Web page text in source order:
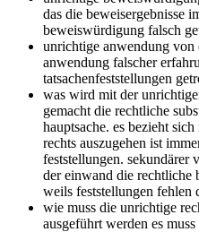
das die beweisergebnisse
beweiswürdigung falsch
unrichtige anwendung von
anwendung falscher
tatsachenfeststellungen
was wird mit der
gemacht die rechtliche
hauptsache. es bezieht
rechts auszugehen ist
feststellungen. sekundärer
der einwand die rechtliche
weils feststellungen fehlen
wie muss die unrichtige
ausgeführt werden es